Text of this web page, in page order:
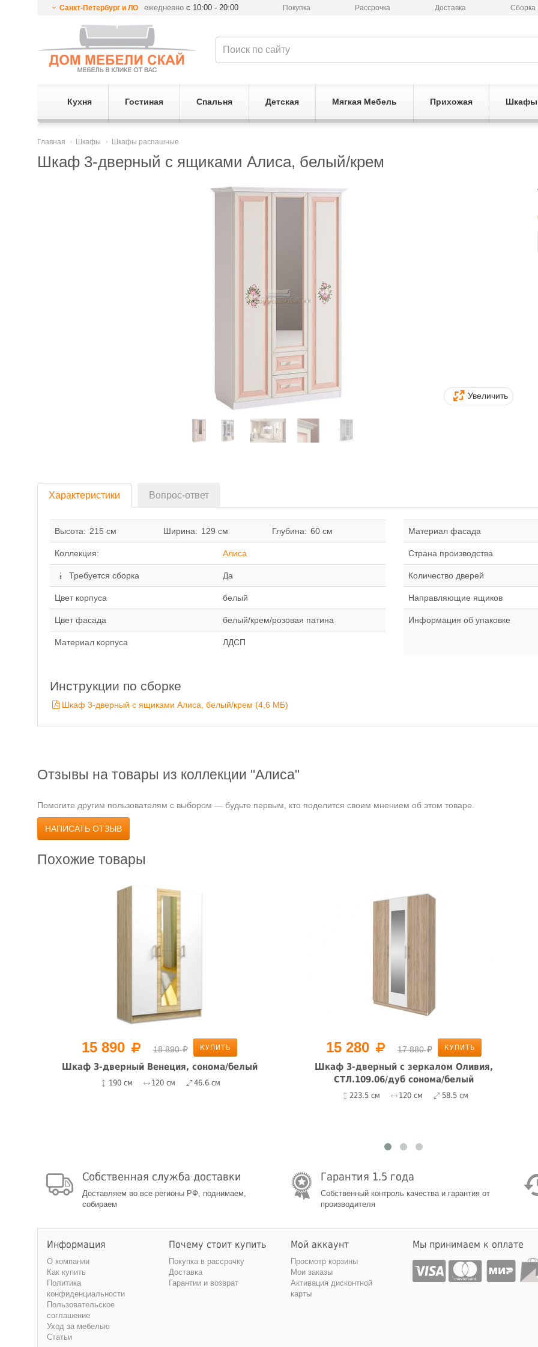
Санкт-Петербург и ЛО ежедневнос 10:00 - 20:00 Покупка Рассрочка Доставка Сборка
Кухня Гостиная Спальня Детская Мягкая Мебель Прихожая Шкафы
Главная Шкафы Шкафы распашные
Шкаф 3-дверный с ящиками Алиса, белый/крем
Увеличить
Характеристики Вопрос-ответ
Высота: 215 см Ширина: 129 см Глубина: 60 см
Коллекция: Алиса
Требуется сборка Да
Цвет корпуса белый
Цвет фасада белый/крем/розовая патина
Материал корпуса ЛДСП
Материал фасада
Страна производства
Количество дверей
Направляющие ящиков
Информация об упаковке
Инструкции по сборке
Шкаф 3-дверный с ящиками Алиса, белый/крем (4,6 MБ)
Отзывы на товары из коллекции "Алиса"
Помогите другим пользователям с выбором — будьте первым, кто поделится своим мнением об этом товаре.
НАПИСАТЬ ОТЗЫВ
Похожие товары
15 890 18 890 КУПИТЬ
Шкаф 3-дверный Венеция, сонома/белый
190 см 120 см 46.6 см
15 280 17 880 КУПИТЬ
Шкаф 3-дверный с зеркалом Оливия,
СТЛ.109.06/дуб сонома/белый
223.5 см 120 см 58.5 см
Собственная служба доставки
Доставляем во все регионы РФ, поднимаем,
собираем
Гарантия 1.5 года
Собственный контроль качества и гарантия от
производителя
Информация
О компании
Как купить
Политика
конфиденциальности
Пользовательское
соглашение
Уход за мебелью
Статьи
Почему стоит купить
Покупка в рассрочку
Доставка
Гарантии и возврат
Мой аккаунт
Просмотр корзины
Мои заказы
Активация дисконтной
карты
Мы принимаем к оплате